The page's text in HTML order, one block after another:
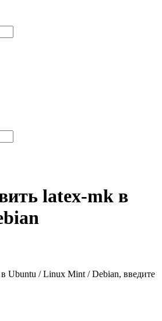
latex-mk в
в Ubuntu / Linux Mint / Debian, введите